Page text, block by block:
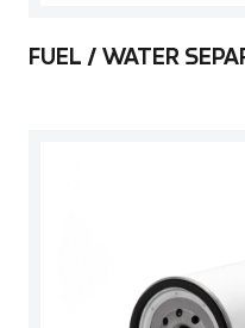
FUEL / WATER